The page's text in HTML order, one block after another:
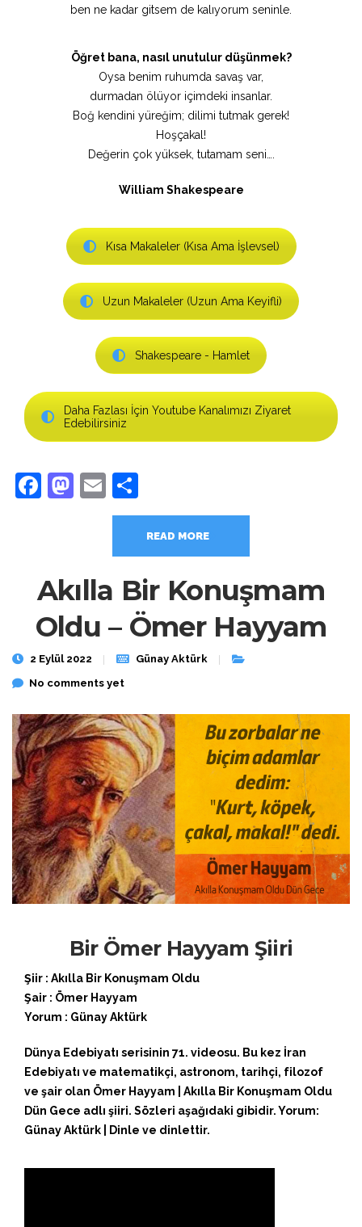
ben ne kadar gitsem de kalıyorum seninle.
Öğret bana, nasıl unutulur düşünmek?
Oysa benim ruhumda savaş var,
durmadan ölüyor içimdeki insanlar.
Boğ kendini yüreğim; dilimi tutmak gerek!
Hoşçakal!
Değerin çok yüksek, tutamam seni….
William Shakespeare
Kısa Makaleler (Kısa Ama İşlevsel)
Uzun Makaleler (Uzun Ama Keyifli)
Shakespeare - Hamlet
Daha Fazlası İçin Youtube Kanalımızı Ziyaret
Edebilirsiniz
Facebook
Mastodon
Email
READ MORE
Akılla Bir Konuşmam
Oldu – Ömer Hayyam
2 Eylül 2022
Günay Aktürk
No comments yet
Bir Ömer Hayyam Şiiri
Şiir : Akılla Bir Konuşmam Oldu
Şair : Ömer Hayyam
Yorum : Günay Aktürk
Dünya Edebiyatı serisinin 71. videosu. Bu kez İran
Edebiyatı ve matematikçi, astronom, tarihçi, filozof
ve şair olan Ömer Hayyam | Akılla Bir Konuşmam Oldu
Dün Gece adlı şiiri. Sözleri aşağıdaki gibidir. Yorum:
Günay Aktürk | Dinle ve dinlettir.